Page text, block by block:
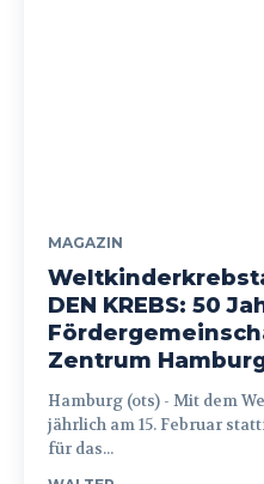
MAGAZIN
DEN KREBS: 50
Zentrum
Hamburg (ots) - Mit dem Weltkinderkrebstag, der
jährlich am 15. Februar
für das...